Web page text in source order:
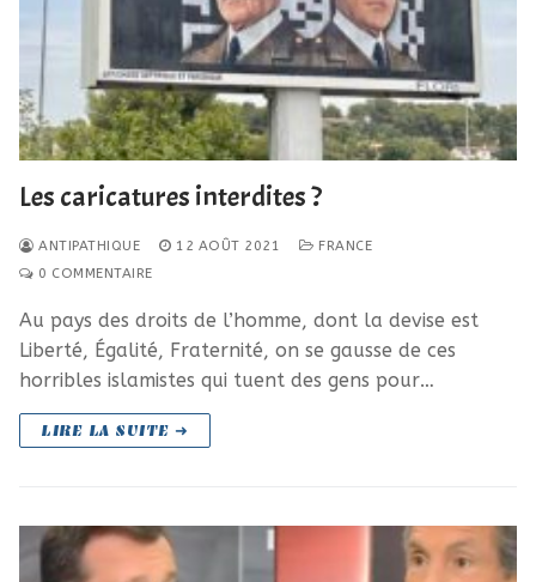
Les caricatures interdites ?
ANTIPATHIQUE 12 AOÛT 2021
FRANCE
0 COMMENTAIRE
Au pays des droits de l’homme, dont la devise est
Liberté, Égalité, Fraternité, on se gausse de ces
horribles islamistes qui tuent des gens pour…
LIRE LA SUITE ➜